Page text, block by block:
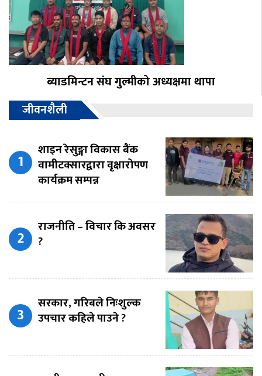
ब्याडमिन्टन संघ गुल्मीको अध्यक्षमा थापा
जीवनशैली
शाइन रेसुङ्गा विकास बैंक
वामीटक्सारद्वारा वृक्षारोपण
कार्यक्रम सम्पन्न
राजनीति – विचार कि अवसर
?
सरकार, गरिबले निःशुल्क
उपचार कहिले पाउने ?